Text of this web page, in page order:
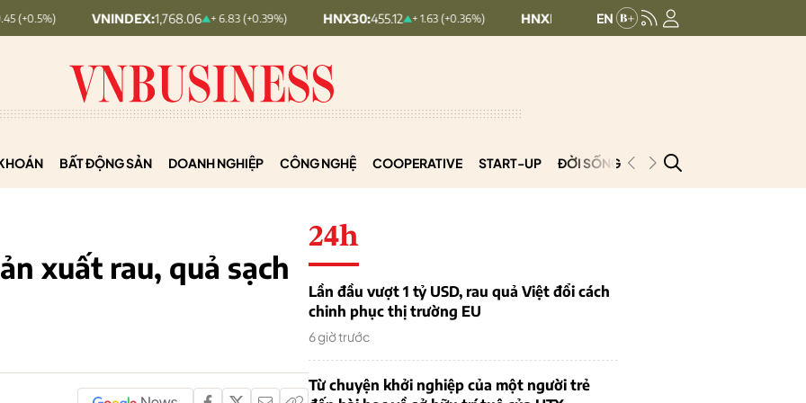
VNINDEX: 1,768.06 + 6.83 (+0.39%) HNX30: 455.12 + 1.63 (+0.36%) HNXINDEX:293.44 + 0.25 (+0.09%)
BẤT ĐỘNG SẢN DOANH NGHIỆP CÔNG NGHỆ COOPERATIVE START-UP ĐỜI SỐNG PODCAST
xuất rau, quả sạch
24h
Lần đầu vượt 1 tỷ USD, rau quả Việt đổi cách
chinh phục thị trường EU
6 giờ trước
Từ chuyện khởi nghiệp của một người trẻ